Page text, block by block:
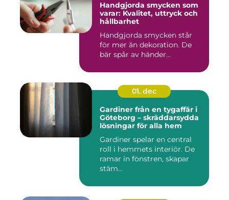
Handgjorda smycken som
varar: Kvalitet, uttryck och
hållbarhet
Handgjorda smycken står
för mer än dekoration. De
bär spår av händer...
01. dec
Gardiner från en tygaffär i
Göteborg – skräddarsydda
lösningar för alla hem
Gardiner spelar en central
roll i hemmets interiör. De
ramar in fönstren, skapar
stäm...